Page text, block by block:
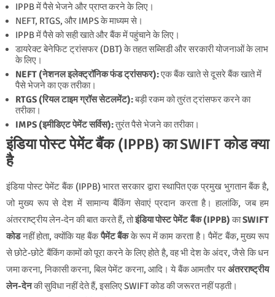
IPPB में पैसे भेजने और प्राप्त करने के लिए।
NEFT, RTGS, और IMPS के माध्यम से।
IPPB में पैसे को सही खाते और बैंक में पहुंचाने के लिए।
डायरेक्ट बेनेफिट ट्रांसफर (DBT) के तहत सब्सिडी और सरकारी योजनाओं के लाभ
के लिए।
NEFT (नेशनल इलेक्ट्रॉनिक फंड ट्रांसफर):एक बैंक खाते से दूसरे बैंक खाते में
पैसे भेजने का एक तरीका।
RTGS (रियल टाइम ग्रॉस सेटलमेंट):बड़ी रकम को तुरंत ट्रांसफर करने का
तरीका।
IMPS (इमीडिएट पेमेंट सर्विस):तुरंत पैसे भेजने का तरीका।
इंडिया पोस्ट पेमेंट बैंक (IPPB) का SWIFT कोड क्या
है
इंडिया पोस्ट पेमेंट बैंक (IPPB) भारत सरकार द्वारा स्थापित एक प्रमुख भुगतान बैंक है,
जो मुख्य रूप से देश में सामान्य बैंकिंग सेवाएं प्रदान करता है। हालांकि, जब हम
अंतरराष्ट्रीय लेन-देन की बात करते हैं, तोइंडिया पोस्ट पेमेंट बैंक (IPPB)काSWIFT
कोडनहीं होता, क्योंकि यह बैंकपैमेंट बैंकके रूप में काम करता है। पैमेंट बैंक, मुख्य रूप
से छोटे-छोटे बैंकिंग कामों को पूरा करने के लिए होते है, वह भी देश के अंदर, जैसे कि धन
जमा करना, निकासी करना, बिल पेमेंट करना, आदि। ये बैंक आमतौर परअंतरराष्ट्रीय
लेन-देनकी सुविधा नहीं देते हैं, इसलिए SWIFT कोड की जरूरत नहीं पड़ती।